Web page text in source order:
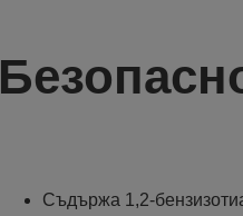
Съдържа 1,2-